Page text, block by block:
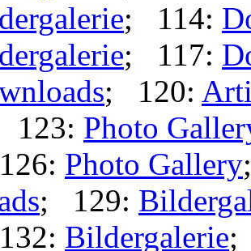
; 114:
; 117:
; 120:
Photo
Photo Gallery
; 129:
Bildergalerie;